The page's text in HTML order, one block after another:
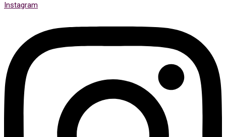
Instagram